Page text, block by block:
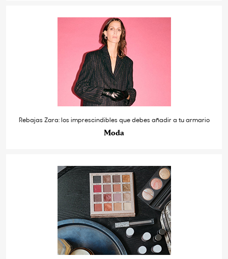
Rebajas Zara: los imprescindibles que debes añadir a tu armario
Moda